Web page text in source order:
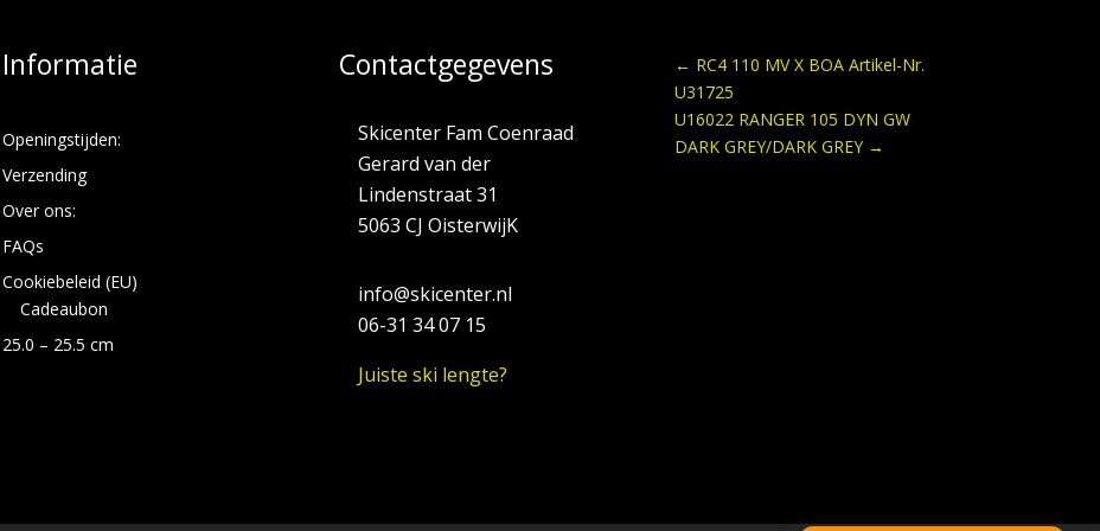
Informatie
Openingstijden:
Verzending
Over ons:
FAQs
Cookiebeleid (EU)
Cadeaubon
25.0 – 25.5 cm
Contactgegevens
Skicenter Fam Coenraad
Gerard van der
Lindenstraat 31
5063 CJ OisterwijK
info@skicenter.nl
06-31 34 07 15
Juiste ski lengte?
← RC4 110 MV X BOA Artikel-Nr.
U31725
U16022 RANGER 105 DYN GW
DARK GREY/DARK GREY →